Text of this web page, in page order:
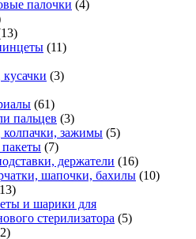
палочки (4)
(11)
(3)
(61)
пальцев (3)
зажимы (5)
(7)
держатели (16)
шапочки, бахилы (10)
и шарики для
стерилизатора (5)